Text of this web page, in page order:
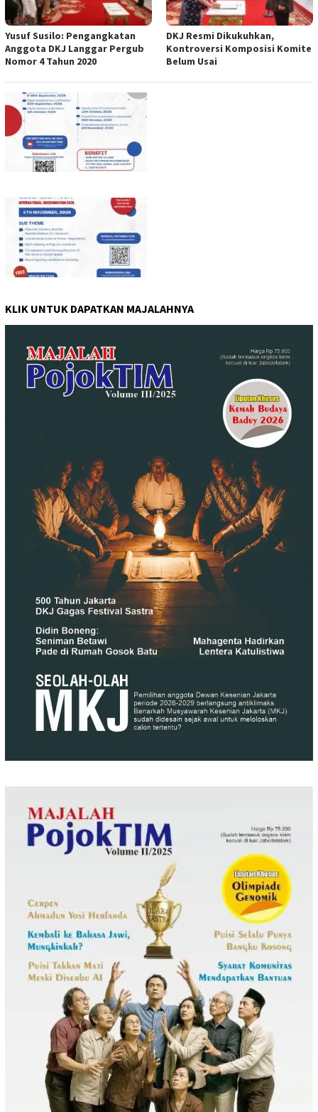
Yusuf Susilo: Pengangkatan
Anggota DKJ Langgar Pergub
Nomor 4 Tahun 2020
DKJ Resmi Dikukuhkan,
Kontroversi Komposisi Komite
Belum Usai
KLIK UNTUK DAPATKAN MAJALAHNYA